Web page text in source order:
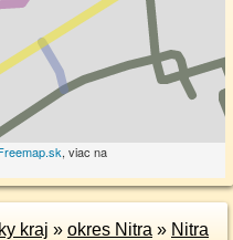
, viac na
kraj » okres Nitra » Nitra